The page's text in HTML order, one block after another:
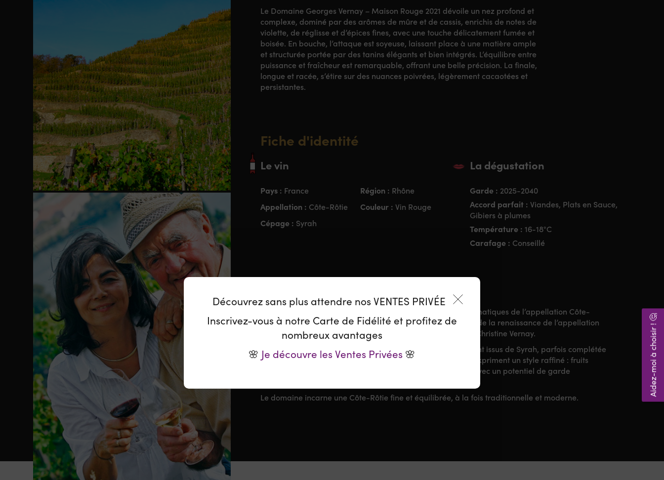
Le Domaine Georges Vernay – Maison Rouge 2021 dévoile un nez profond et
complexe, dominé par des arômes de mûre et de cassis, enrichis de notes de
violette, de réglisse et d’épices fines, avec une touche délicatement fumée et
boisée. En bouche, l’attaque est soyeuse, laissant place à une matière ample
et structurée portée par des tanins élégants et bien intégrés. L’équilibre entre
puissance et fraîcheur est remarquable, offrant une belle précision. La finale,
longue et racée, s’étire sur des nuances poivrées, légèrement cacaotées et
persistantes.
Fiche d'identité
Le vin
Pays : France Région : Rhône
Appellation : Côte-Rôtie Couleur :Vin Rouge
Cépage : Syrah
La dégustation
Garde : 2025-2040
Accord parfait : Viandes, Plats en Sauce,
Gibiers à plumes
Température : 16-18°C
Carafage : Conseillé
Le Domaine Georges Vernay est l’un des producteurs emblématiques de l’appellation Côte-
Rôtie, situé dans la vallée du Rhône septentrionale. Pionnier de la renaissance de l’appellation
dans les années 1970, le domaine est aujourd’hui dirigé par Christine Vernay.
Il est reconnu pour ses vins élégants et précis, majoritairement issus de Syrah, parfois complétée
par un peu de Viognier. Les cuvées, comme
, expriment un style raffiné : fruits
noirs, notes florales (violette), épices et une belle fraîcheur, avec un potentiel de garde
Le domaine incarne une Côte-Rôtie fine et équilibrée, à la fois traditionnelle et moderne.
Aidez-moi à choisir ! 🤔
Découvrez sans plus attendre nos VENTES PRIVÉES
Inscrivez-vous à notre Carte de Fidélité et profitez de
nombreux avantages
🌸 Je découvre les Ventes Privées 🌸